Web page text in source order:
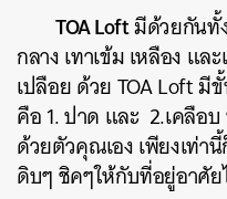
TOA Loftมีด้วยกันทั้
กลาง เทาเข้ม เหลือง แ
เปลือย ด้วย TOA Loft
คือ 1. ปาด และ 2.เคลือ
ด้วยตัวคุณเอง เพียงเท่า
ดิบๆ ชิคๆให้กับที่อยู่อาศัย